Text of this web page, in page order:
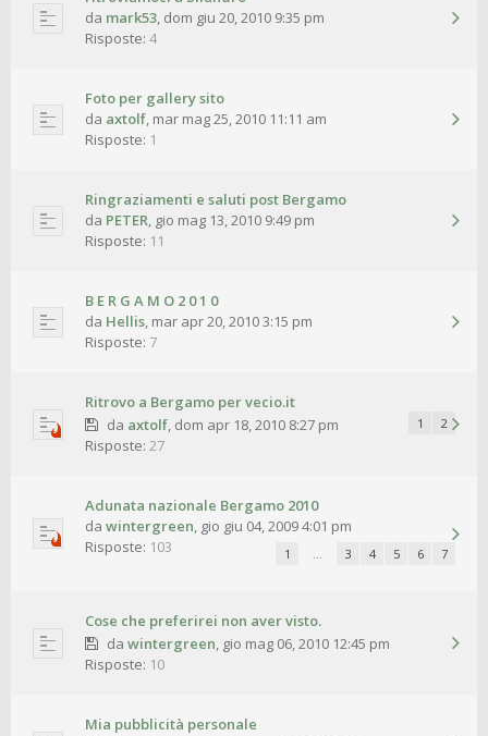
da mark53, dom giu 20, 2010 9:35 pm
Risposte: 4
Foto per gallery sito
da axtolf, mar mag 25, 2010 11:11 am
Risposte: 1
Ringraziamenti e saluti post Bergamo
da PETER, gio mag 13, 2010 9:49 pm
Risposte: 11
B E R G A M O 2 0 1 0
da Hellis, mar apr 20, 2010 3:15 pm
Risposte: 7
Ritrovo a Bergamo per vecio.it
da axtolf, dom apr 18, 2010 8:27 pm 1 2
Risposte: 27
Adunata nazionale Bergamo 2010
da wintergreen, gio giu 04, 2009 4:01 pm
1 … 3 4 5 6 7
Risposte: 103
Cose che preferirei non aver visto.
da wintergreen, gio mag 06, 2010 12:45 pm
Risposte: 10
Mia pubblicità personale